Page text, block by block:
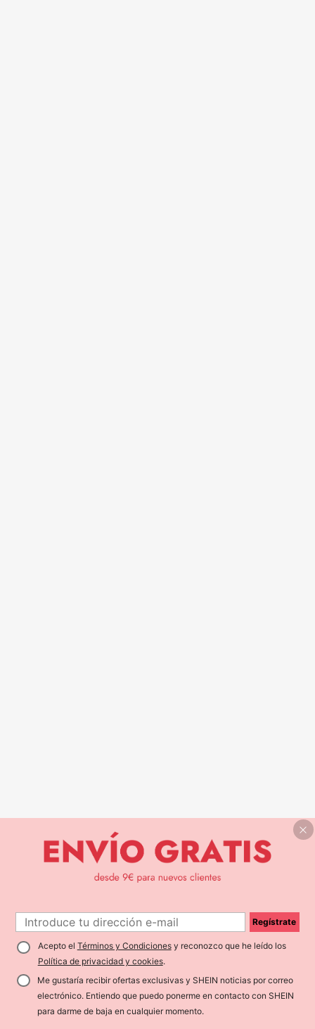
Regístrate
Acepto el Términos y Condicionesy reconozco que he leído los
Política de privacidad y cookies.
Me gustaría recibir ofertas exclusivas y SHEIN noticias por correo
electrónico. Entiendo que puedo ponerme en contacto con SHEIN
para darme de baja en cualquier momento.